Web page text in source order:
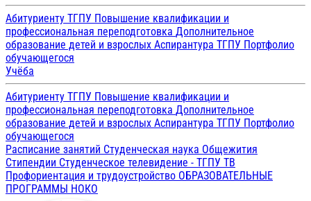
Абитуриенту ТГПУ Повышение квалификации и
профессиональная переподготовка Дополнительное
образование детей и взрослых Аспирантура ТГПУ Портфолио
обучающегося
Учёба
Абитуриенту ТГПУ Повышение квалификации и
профессиональная переподготовка Дополнительное
образование детей и взрослых Аспирантура ТГПУ Портфолио
обучающегося
Расписание занятий Студенческая наука Общежития
Стипендии Студенческое телевидение - ТГПУ ТВ
Профориентация и трудоустройство ОБРАЗОВАТЕЛЬНЫЕ
ПРОГРАММЫ НОКО